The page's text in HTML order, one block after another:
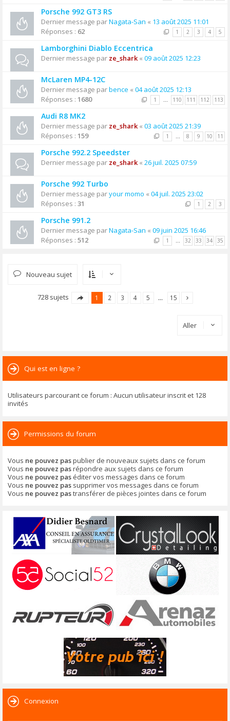
Porsche 992 GT3 RS
Dernier message parNagata-San « 13 août 2025 11:01
Réponses : 62 1 2 3 4 5
Lamborghini Diablo Eccentrica
Dernier message par ze_shark« 09 août 2025 12:23
McLaren MP4-12C
Dernier message parbence « 04 août 2025 12:13
Réponses : 1680 1 … 110 111 112 113
Audi R8 MK2
Dernier message par ze_shark« 03 août 2025 21:39
Réponses : 159 1 … 8 9 10 11
Porsche 992.2 Speedster
Dernier message par ze_shark« 26 juil. 2025 07:59
Porsche 992 Turbo
Dernier message paryour momo « 04 juil. 2025 23:02
Réponses : 31 1 2 3
Porsche 991.2
Dernier message parNagata-San « 09 juin 2025 16:46
Réponses : 512 1 … 32 33 34 35
Nouveau sujet
728 sujets 1 2 3 4 5 … 15
Aller
Qui est en ligne ?
Utilisateurs parcourant ce forum : Aucun utilisateur inscrit et 128
invités
Permissions du forum
Vous ne pouvez paspublier de nouveaux sujets dans ce forum
Vous ne pouvez pasrépondre aux sujets dans ce forum
Vous ne pouvez pas éditer vos messages dans ce forum
Vous ne pouvez pas supprimer vos messages dans ce forum
Vous ne pouvez pastransférer de pièces jointes dans ce forum
Connexion